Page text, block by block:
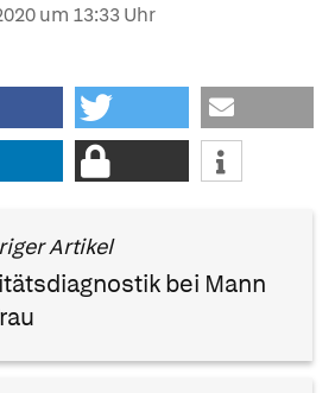
um 13:33 Uhr
Artikel
bei Mann